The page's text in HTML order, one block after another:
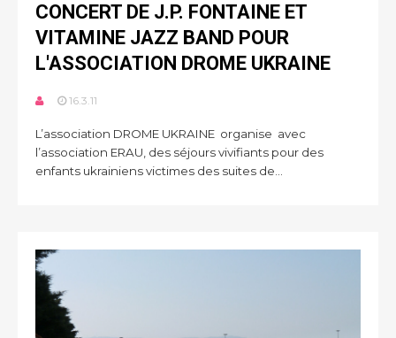
CONCERT DE J.P. FONTAINE ET
VITAMINE JAZZ BAND POUR
L'ASSOCIATION DROME UKRAINE
16.3.11
L’association DROME UKRAINE organise avec
l’association ERAU, des séjours vivifiants pour des
enfants ukrainiens victimes des suites de...